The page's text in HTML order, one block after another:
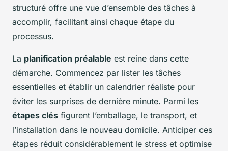
structuré offre une vue d’ensemble des tâches à
accomplir, facilitant ainsi chaque étape du
processus.
La planification préalable est reine dans cette
démarche. Commencez par lister les tâches
essentielles et établir un calendrier réaliste pour
éviter les surprises de dernière minute. Parmi les
étapes clés figurent l’emballage, le transport, et
l’installation dans le nouveau domicile. Anticiper ces
étapes réduit considérablement le stress et optimise